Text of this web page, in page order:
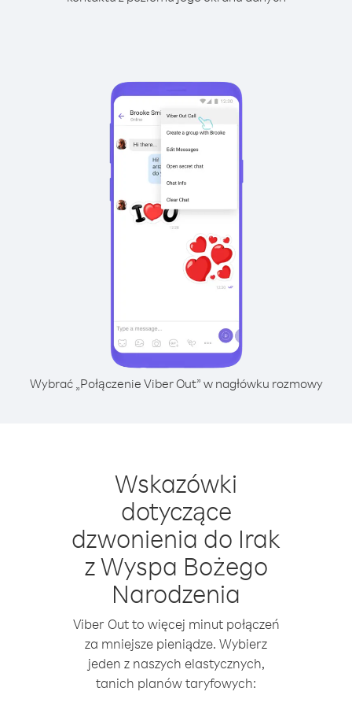
Wybrać „Połączenie Viber Out” w nagłówku rozmowy
Wskazówki
dotyczące
dzwonienia do Irak
z Wyspa Bożego
Narodzenia
Viber Out to więcej minut połączeń
za mniejsze pieniądze. Wybierz
jeden z naszych elastycznych,
tanich planów taryfowych: